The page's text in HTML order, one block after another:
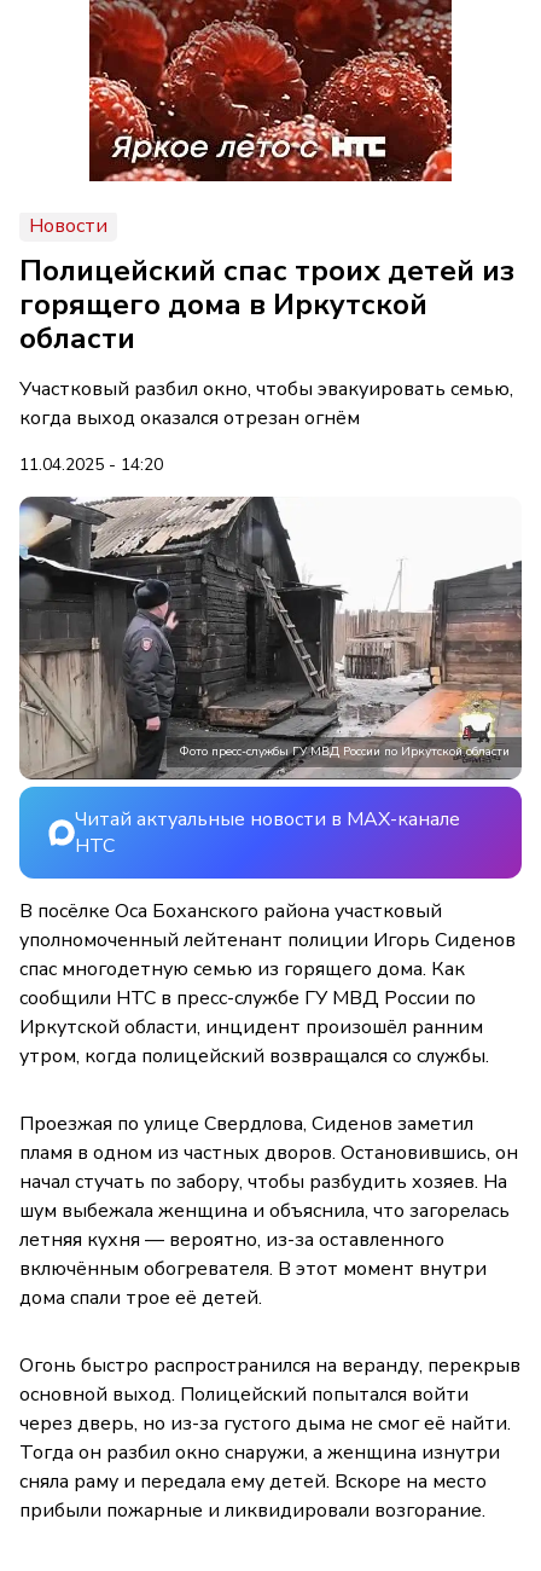
Новости
Полицейский спас троих детей из
горящего дома в Иркутской
области
Участковый разбил окно, чтобы эвакуировать семью,
когда выход оказался отрезан огнём
11.04.2025 - 14:20
Фото пресс-службы ГУ МВД России по Иркутской области
Читай актуальные новости в MAX-канале
НТС
В посёлке Оса Боханского района участковый
уполномоченный лейтенант полиции Игорь Сиденов
спас многодетную семью из горящего дома. Как
сообщили НТС в пресс-службе ГУ МВД России по
Иркутской области, инцидент произошёл ранним
утром, когда полицейский возвращался со службы.
Проезжая по улице Свердлова, Сиденов заметил
пламя в одном из частных дворов. Остановившись, он
начал стучать по забору, чтобы разбудить хозяев. На
шум выбежала женщина и объяснила, что загорелась
летняя кухня — вероятно, из-за оставленного
включённым обогревателя. В этот момент внутри
дома спали трое её детей.
Огонь быстро распространился на веранду, перекрыв
основной выход. Полицейский попытался войти
через дверь, но из-за густого дыма не смог её найти.
Тогда он разбил окно снаружи, а женщина изнутри
сняла раму и передала ему детей. Вскоре на место
прибыли пожарные и ликвидировали возгорание.